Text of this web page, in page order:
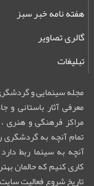
هفته نامه خبر سبز
گالری تصاویر
تبلیغات
مجله سینمایی و
معرفی آثار باستانی و
مراکز فرهنگی و هنری
تمام آنچه به گردشگری
آنچه به سینما ربط
کاری کنیم که حالمان
تاریخ شروع فعالیت سایت :